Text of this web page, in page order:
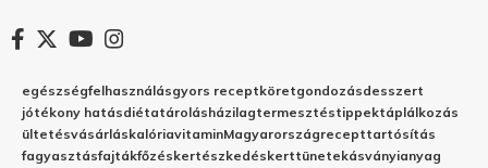
egészségfelhasználásgyors receptköretgondozásdesszert
jótékony hatásdiétatárolásházilagtermesztéstippektáplálkozás
ültetésvásárláskalóriavitaminMagyarországrecepttartósítás
fagyasztásfajtákfőzéskertészkedéskerttünetekásványianyag